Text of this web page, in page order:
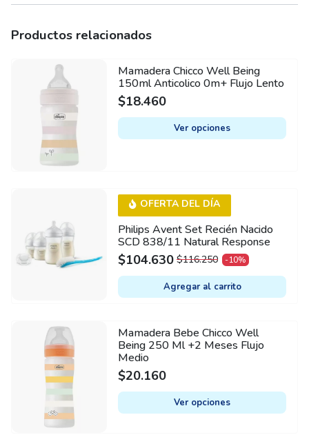
Productos relacionados
Mamadera Chicco Well Being
150ml Anticolico 0m+ Flujo Lento
$18.460
Ver opciones
This
product
has
multiple
variants.
may
be
chosen
on
the
product
page
Philips Avent Set Recién Nacido
SCD 838/11 Natural Response
OFERTA DEL DÍA
$116.250
ORIGINAL
PRICE
WAS:
$104.630
CURRENT
PRICE
IS:
-10%
Agregar al carrito
Mamadera Bebe Chicco Well
Being 250 Ml +2 Meses Flujo
Medio
$20.160
Ver opciones
This
product
has
multiple